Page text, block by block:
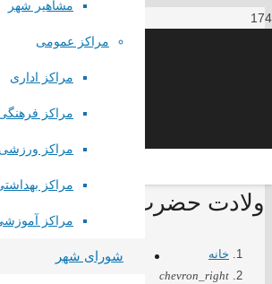
مشاهیر شهر
مراکز عمومی
مراکز اداری
مراکز
مراکز ورزشی
مراکز
مراکز
شورای شهر
ولادت حضرت علی اکبر (ع)
خانه
chevron_right
لینک های مستقیم
یگاه اطلاع رسانی مقام معظم رهبری
پایگاه اطلاع رسانی ریاست جمهوری